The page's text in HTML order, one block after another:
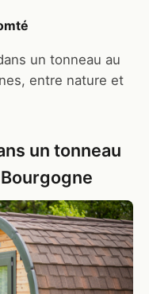
un tonneau au
entre nature et
un tonneau